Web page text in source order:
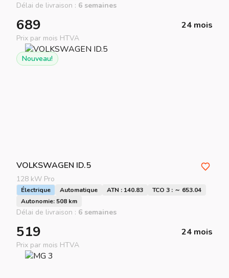
Délai de livraison : 6 semaines
689 24 mois
Prix par mois HTVA
Nouveau!
VOLKSWAGEN ID.5
128 kW Pro
Électrique Automatique ATN : 140.83
TCO 3 : ～ 653.04
Autonomie: 508 km
Délai de livraison : 6 semaines
519 24 mois
Prix par mois HTVA